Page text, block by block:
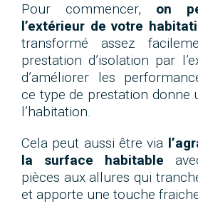
Pour commencer, on
l’extérieur de votre
transformé assez
prestation d’isolation par
d’améliorer les
ce type de prestation donne
l’habitation.
Cela peut aussi être via
la surface habitable
pièces aux allures qui
et apporte une touche